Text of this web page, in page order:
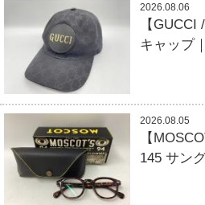
2026.08.06
【
キャップ
2026.08.05
【
145 サン